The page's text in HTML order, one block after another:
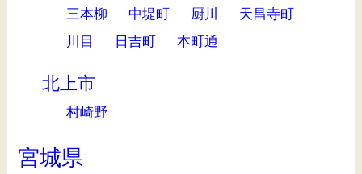
三本柳 中堤町 厨川
天昌寺町
川目
日吉町 本町通
北上市
村崎野
宮城県